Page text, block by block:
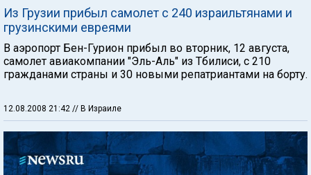
Из Грузии прибыл самолет с 240 израильтянами и
грузинскими евреями
В аэропорт Бен-Гурион прибыл во вторник, 12 августа,
самолет авиакомпании "Эль-Аль" из Тбилиси, с 210
гражданами страны и 30 новыми репатриантами на борту.
12.08.2008 21:42 // В Израиле